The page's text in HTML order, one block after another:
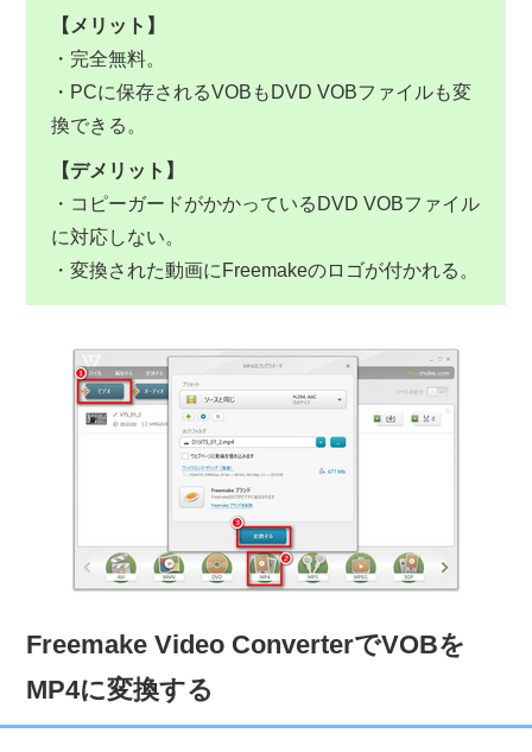
【メリット】
・完全無料。
・PCに保存されるVOBもDVD VOBファイルも変
換できる。
【デメリット】
・コピーガードがかかっているDVD VOBファイル
に対応しない。
・変換された動画にFreemakeのロゴが付かれる。
Freemake Video ConverterでVOBを
MP4に変換する